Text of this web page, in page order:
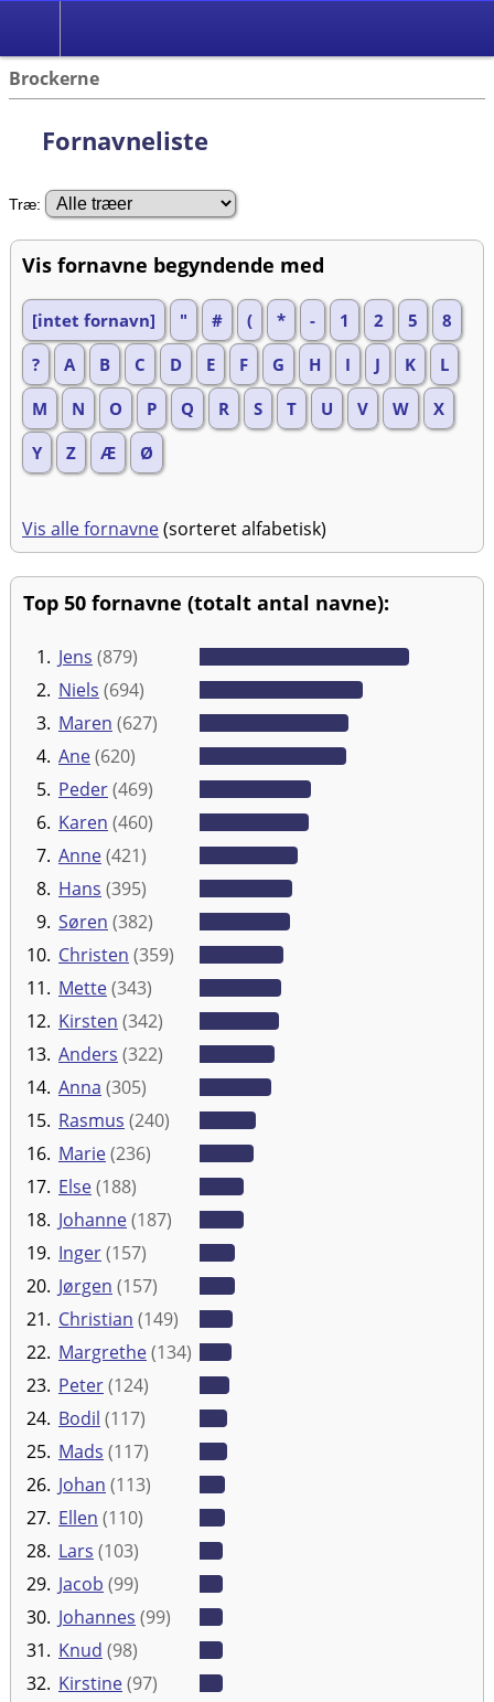
Brockerne
Fornavneliste
Træ:
Vis fornavne begyndende med
[intet fornavn] " # ( * - 1 2 5
8
?
A B C D E F G H I J K
L
M
N O P Q R S T U V W
X
Y
Z Æ Ø
Vis alle fornavne(sorteret alfabetisk)
Top 50 fornavne (totalt antal navne):
1. Jens (879)
2. Niels (694)
3. Maren (627)
4. Ane(620)
5. Peder(469)
6. Karen (460)
7. Anne(421)
8. Hans (395)
9. Søren (382)
10. Christen (359)
11. Mette(343)
12. Kirsten (342)
13. Anders (322)
14. Anna (305)
15. Rasmus (240)
16. Marie(236)
17. Else(188)
18. Johanne(187)
19. Inger(157)
20. Jørgen (157)
21. Christian (149)
22. Margrethe(134)
23. Peter(124)
24. Bodil (117)
25. Mads (117)
26. Johan (113)
27. Ellen (110)
28. Lars (103)
29. Jacob (99)
30. Johannes (99)
31. Knud (98)
32. Kirstine(97)